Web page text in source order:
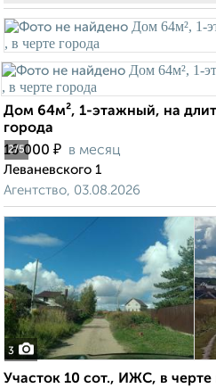
2/5
Дом 64м², 1-этажный, на
города
16 000 ₽ в месяц
Леваневского 1
Агентство, 03.08.2026
3
Участок 10 сот., ИЖС, в черте